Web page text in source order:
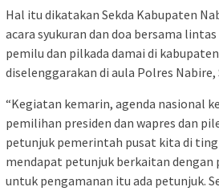
Hal itu dikatakan Sekda Kabupaten
acara syukuran dan doa bersama
pemilu dan pilkada damai di
diselenggarakan di aula Polres Nabire,
“Kegiatan kemarin, agenda nasional
pemilihan presiden dan wapres dan
petunjuk pemerintah pusat kita di
mendapat petunjuk berkaitan dengan
untuk pengamanan itu ada petunjuk.